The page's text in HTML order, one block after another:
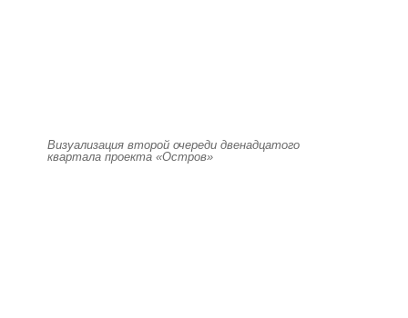
Визуализация второй очереди двенадцатого
квартала проекта «Остров»